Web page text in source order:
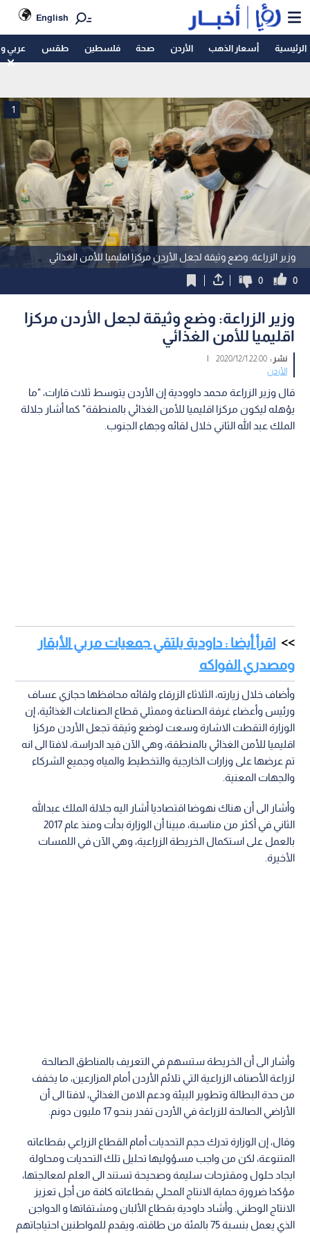
English
الرئيسية أسعار الذهب الأردن صحة فلسطين طقس عربي
وزير الزراعة: وضع وثيقة لجعل الأردن مركزا اقليميا للأمن الغذائي
1
0
0
وزير الزراعة: وضع وثيقة لجعل الأردن مركزا
اقليميا للأمن الغذائي
نشر :22:00 2020/12/1
|
الأردن
قال وزير الزراعة محمد داوودية إن الأردن يتوسط ثلاث قارات، "ما
يؤهله ليكون مركزا اقليميا للأمن الغذائي بالمنطقة" كما أشار جلالة
الملك عبد الله الثاني خلال لقائه وجهاء الجنوب.
اقرأ أيضا : داودية يلتقي جمعيات مربي الأبقار
ومصدري الفواكه
وأضاف خلال زيارته، الثلاثاء الزرقاء ولقائه محافظها حجازي عساف
ورئيس وأعضاء غرفة الصناعة وممثلي قطاع الصناعات الغذائية، إن
الوزارة التقطت الاشارة وسعت لوضع وثيقة تجعل الأردن مركزا
اقليميا للأمن الغذائي بالمنطقة، وهي الآن قيد الدراسة، لافتا الى انه
تم عرضها على وزارات الخارجية والتخطيط والمياه وجميع الشركاء
والجهات المعنية.
وأشار الى أن هناك نهوضا اقتصاديا أشار اليه جلالة الملك عبدالله
الثاني في أكثر من مناسبة، مبينا أن الوزارة بدأت ومنذ عام 2017
بالعمل على استكمال الخريطة الزراعية، وهي الآن في اللمسات
الأخيرة.
وأشار الى أن الخريطة ستسهم في التعريف بالمناطق الصالحة
لزراعة الأصناف الزراعية التي تلائم الأردن أمام المزارعين، ما يخفف
من حدة البطالة وتطوير البيئة ودعم الامن الغذائي، لافتا الى أن
الأراضي الصالحة للزراعة في الأردن تقدر بنحو 17 مليون دونم.
وقال، إن الوزارة تدرك حجم التحديات أمام القطاع الزراعي بقطاعاته
المتنوعة، لكن من واجب مسؤوليها تحليل تلك التحديات ومحاولة
ايجاد حلول ومقترحات سليمة وصحيحة تستند الى العلم لمعالجتها،
مؤكدا ضرورة حماية الانتاج المحلي بقطاعاته كافة من أجل تعزيز
الانتاج الوطني. وأشاد داودية بقطاع الألبان ومشتقاتها و الدواجن
الذي يعمل بنسبة 75 بالمئة من طاقته، ويقدم للمواطنين احتياجاتهم